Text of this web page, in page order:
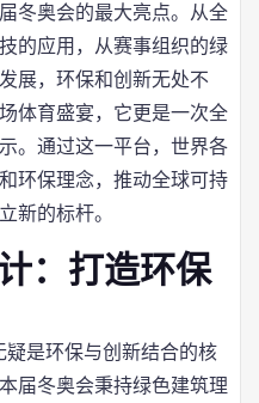
冬奥会的最大亮点。从全
的应用，从赛事组织的绿
展，环保和创新无处不
体育盛宴，它更是一次全
。通过这一平台，世界各
环保理念，推动全球可持
新的标杆。
：打造环保
是环保与创新结合的核
届冬奥会秉持绿色建筑理